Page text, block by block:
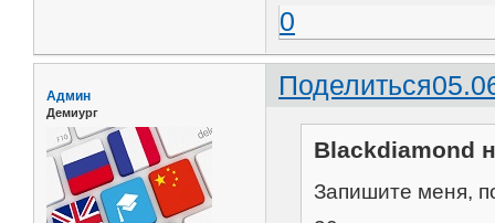
0
Поделиться
Админ
Демиург
Blackdiamond
Запишите меня,